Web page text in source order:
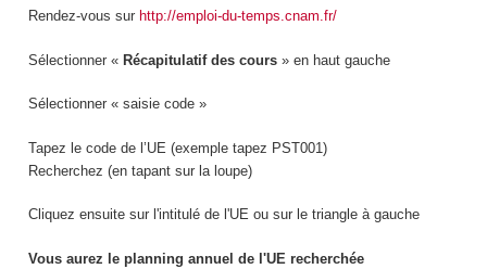
Rendez-vous sur http://emploi-du-temps.cnam.fr/
Sélectionner « Récapitulatif des cours» en haut gauche
Sélectionner « saisie code »
Tapez le code de l’UE (exemple tapez PST001)
Recherchez (en tapant sur la loupe)
Cliquez ensuite sur l'intitulé de l'UE ou sur le triangle à gauche
Vous aurez le planning annuel de l'UE recherchée